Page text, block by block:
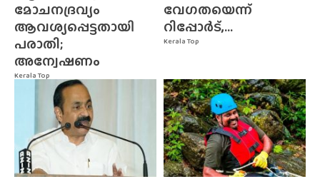
Kerala Top
മോചനദ്രവ്യം
ആവശ്യപ്പെട്ടതായി
പരാതി;
അന്വേഷണം
Kerala Top
വേഗതയെന്ന്
റിപ്പോർട്,...